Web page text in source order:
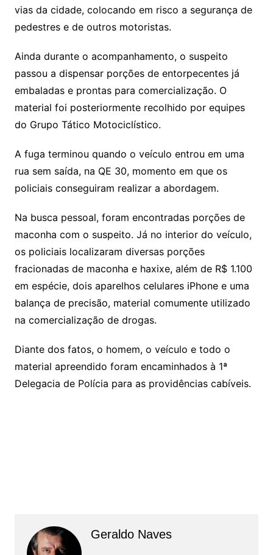
vias da cidade, colocando em risco a segurança de
pedestres e de outros motoristas.
Ainda durante o acompanhamento, o suspeito
passou a dispensar porções de entorpecentes já
embaladas e prontas para comercialização. O
material foi posteriormente recolhido por equipes
do Grupo Tático Motociclístico.
A fuga terminou quando o veículo entrou em uma
rua sem saída, na QE 30, momento em que os
policiais conseguiram realizar a abordagem.
Na busca pessoal, foram encontradas porções de
maconha com o suspeito. Já no interior do veículo,
os policiais localizaram diversas porções
fracionadas de maconha e haxixe, além de R$ 1.100
em espécie, dois aparelhos celulares iPhone e uma
balança de precisão, material comumente utilizado
na comercialização de drogas.
Diante dos fatos, o homem, o veículo e todo o
material apreendido foram encaminhados à 1ª
Delegacia de Polícia para as providências cabíveis.
Geraldo Naves